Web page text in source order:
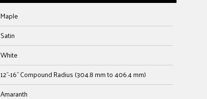
Maple
Satin
White
12"-16" Compound Radius (304.8 mm to 406.4 mm)
Amaranth